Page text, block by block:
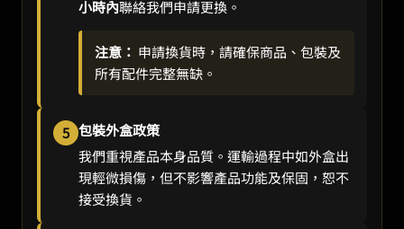
小時內聯絡我們申請更換。
注意： 申請換貨時，請確保商品、包裝及
所有配件完整無缺。
5 包裝外盒政策
我們重視產品本身品質。運輸過程中如外盒出
現輕微損傷，但不影響產品功能及保固，恕不
接受換貨。